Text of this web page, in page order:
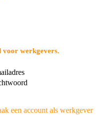
voor werkgevers.
een account als werkgever